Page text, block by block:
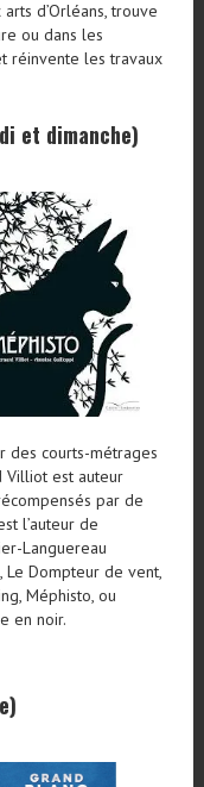
d’Orléans, trouve
ou dans les
réinvente les travaux
et dimanche)
des courts-métrages
Villiot est auteur
par de
l’auteur de
Languereau
Dompteur de vent,
Méphisto, ou
en noir.